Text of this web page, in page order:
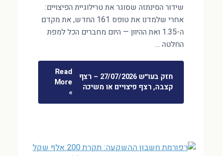
שידור הסינתזה שסוגר את טרילוגיית הפיצויים:
אחרי שלמדנו את טופס 161 החדש, את מקדם
ה-1.35 ואת ההיוון — היום מחברים הכל למפת
החלטה …
חזק בעו״ש 27/07/2026 – רצף
קצבה, רצף פיצויים או משיכה
Read
More
»